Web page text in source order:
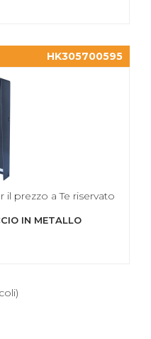
HK305700595
il prezzo a Te riservato
IN METALLO